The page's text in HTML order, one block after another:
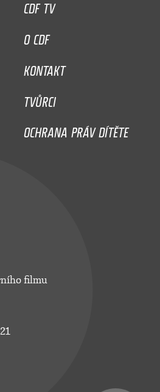
CDF TV
O CDF
KONTAKT
TVŮRCI
OCHRANA PRÁV DÍTĚTE
filmu